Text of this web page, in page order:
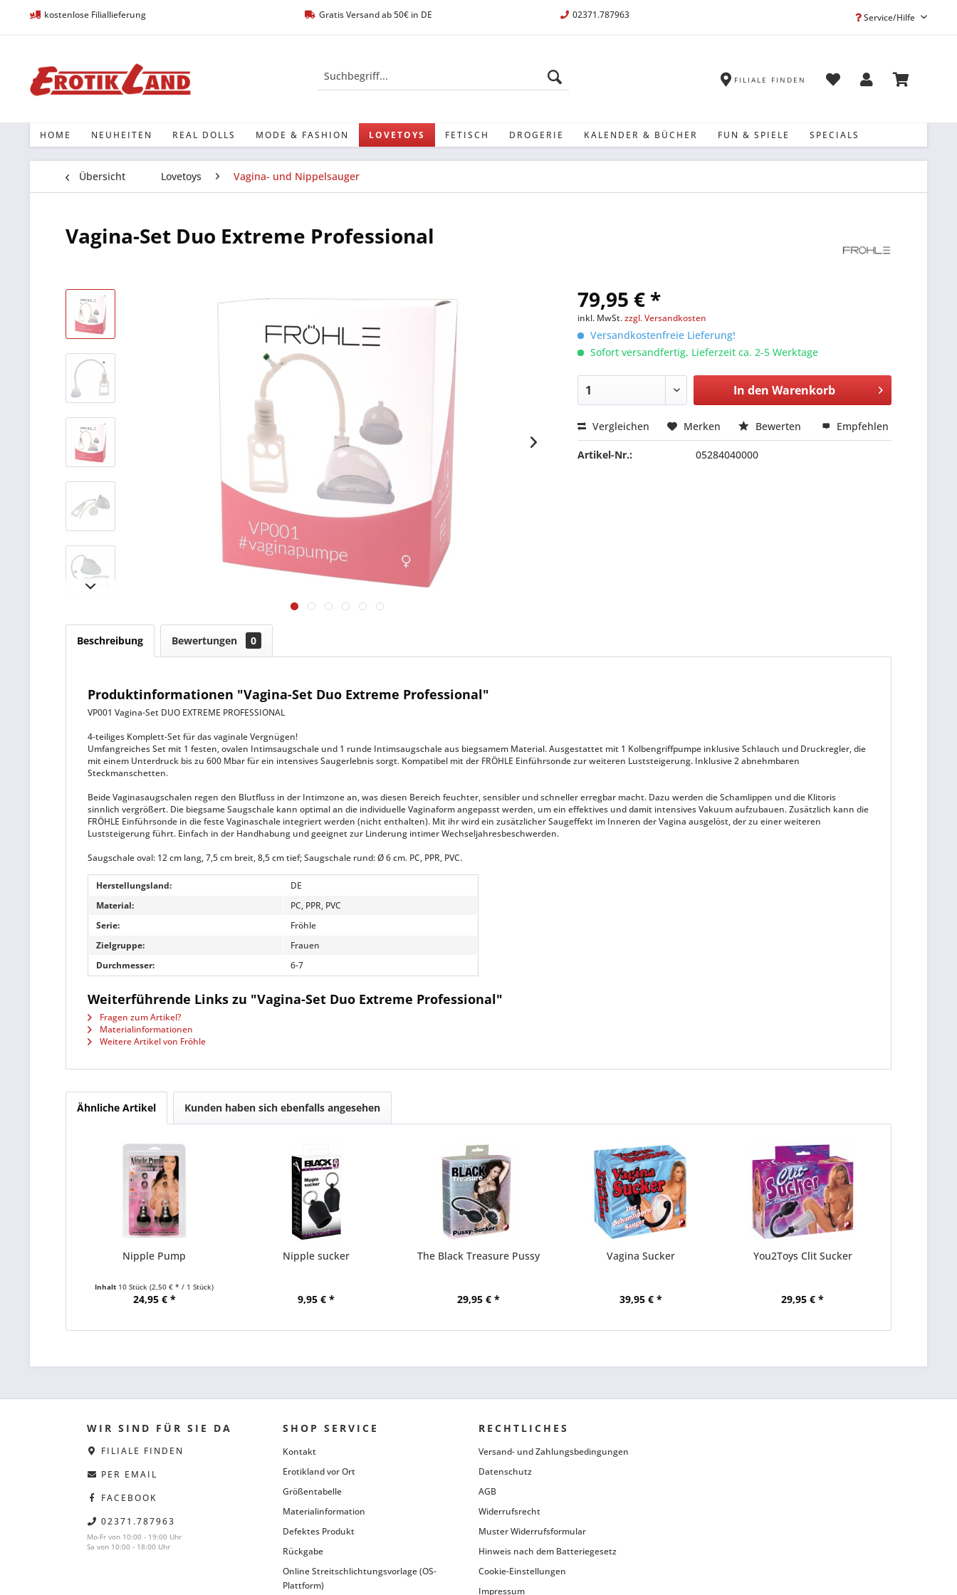
kostenlose Filiallieferung Gratis Versand ab 50€ in DE 02371.787963 Service/Hilfe
FILIALE FINDEN
HOME NEUHEITEN REAL DOLLS MODE & FASHION LOVETOYS FETISCH DROGERIE KALENDER & BÜCHER FUN & SPIELE SPECIALS
Übersicht Lovetoys Vagina- und Nippelsauger
Vagina-Set Duo Extreme Professional
79,95 € *
inkl. MwSt.zzgl. Versandkosten
Versandkostenfreie Lieferung!
Sofort versandfertig, Lieferzeit ca. 2-5 Werktage
In den Warenkorb
Vergleichen Merken Bewerten Empfehlen
Artikel-Nr.: 05284040000
Beschreibung Bewertungen 0
Produktinformationen "Vagina-Set Duo Extreme Professional"
VP001 Vagina-Set DUO EXTREME PROFESSIONAL
4-teiliges Komplett-Set für das vaginale Vergnügen!
Umfangreiches Set mit 1 festen, ovalen Intimsaugschale und 1 runde Intimsaugschale aus biegsamem Material. Ausgestattet mit 1 Kolbengriffpumpe inklusive Schlauch und Druckregler, die
mit einem Unterdruck bis zu 600 Mbar für ein intensives Saugerlebnis sorgt. Kompatibel mit der FRÖHLE Einführsonde zur weiteren Luststeigerung. Inklusive 2 abnehmbaren
Steckmanschetten.
Beide Vaginasaugschalen regen den Blutfluss in der Intimzone an, was diesen Bereich feuchter, sensibler und schneller erregbar macht. Dazu werden die Schamlippen und die Klitoris
sinnlich vergrößert. Die biegsame Saugschale kann optimal an die individuelle Vaginaform angepasst werden, um ein effektives und damit intensives Vakuum aufzubauen. Zusätzlich kann die
FRÖHLE Einführsonde in die feste Vaginaschale integriert werden (nicht enthalten). Mit ihr wird ein zusätzlicher Saugeffekt im Inneren der Vagina ausgelöst, der zu einer weiteren
Luststeigerung führt. Einfach in der Handhabung und geeignet zur Linderung intimer Wechseljahresbeschwerden.
Saugschale oval: 12 cm lang, 7,5 cm breit, 8,5 cm tief; Saugschale rund: Ø 6 cm. PC, PPR, PVC.
Herstellungsland:
DE
Material:
PC, PPR, PVC
Serie:
Fröhle
Zielgruppe:
Frauen
Durchmesser:
6-7
Weiterführende Links zu "Vagina-Set Duo Extreme Professional"
Fragen zum Artikel?
Materialinformationen
Weitere Artikel von Fröhle
Ähnliche Artikel Kunden haben sich ebenfalls angesehen
Nipple Pump
Inhalt 10 Stück(2,50 € * / 1 Stück)
24,95 € *
Nipple sucker
9,95 € *
The Black Treasure Pussy
29,95 € *
Vagina Sucker
39,95 € *
You2Toys Clit Sucker
29,95 € *
WIR SIND FÜR SIE DA
FILIALE FINDEN
PER EMAIL
FACEBOOK
02371.787963
Mo-Fr von 10:00 - 19:00 Uhr
Sa von 10:00 - 18:00 Uhr
SHOP SERVICE
Kontakt
Erotikland vor Ort
Größentabelle
Materialinformation
Defektes Produkt
Rückgabe
Online Streitschlichtungsvorlage (OS-
Plattform)
RECHTLICHES
Versand- und Zahlungsbedingungen
Datenschutz
AGB
Widerrufsrecht
Muster Widerrufsformular
Hinweis nach dem Batteriegesetz
Cookie-Einstellungen
Impressum